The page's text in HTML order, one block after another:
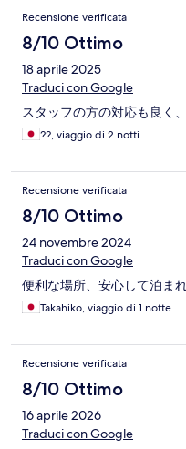
Recensione verificata
8/10 Ottimo
18 aprile 2025
Traduci con Google
スタッフの方の対応も良く
??, viaggio di 2 notti
Recensione verificata
8/10 Ottimo
24 novembre 2024
Traduci con Google
便利な場所、安心して泊まれ
Takahiko, viaggio di 1 notte
Recensione verificata
8/10 Ottimo
16 aprile 2026
Traduci con Google